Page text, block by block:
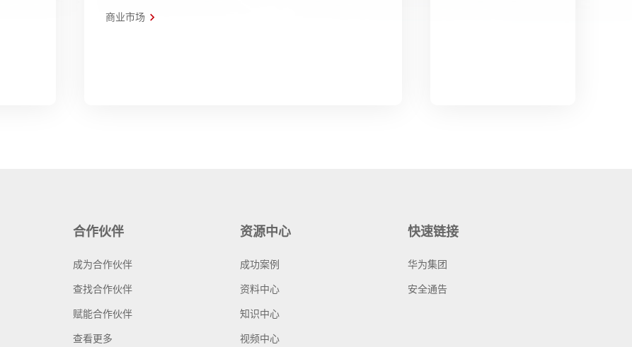
商业市场
合作伙伴
成为合作伙伴
查找合作伙伴
赋能合作伙伴
查看更多
资源中心
成功案例
资料中心
知识中心
视频中心
快速链接
华为集团
安全通告